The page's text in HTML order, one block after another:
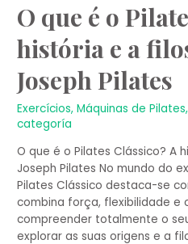
O que é o
história e a
Joseph Pilates
Exercícios,Máquinas de Pilates
categoría
O que é o Pilates Clássico? A
Joseph Pilates No mundo do
Pilates Clássico destaca-se
combina força, flexibilidade e
compreender totalmente o
explorar as suas origens e a
O
que
é
o
Pilates
Clássico?
A
história
e
a
filosofia
Pilates